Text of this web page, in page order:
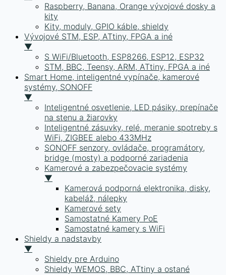
Raspberry, Banana, Orange vývojové dosky a
kity
Kity, moduly, GPIO káble, shieldy
Vývojové STM, ESP, ATtiny, FPGA a iné
▼
S WiFi/Bluetooth, ESP8266, ESP12, ESP32
STM, BBC, Teensy, ARM, ATtiny, FPGA a iné
Smart Home, inteligentné vypínače, kamerové
systémy, SONOFF
▼
Inteligentné osvetlenie, LED pásiky, prepínače
na stenu a žiarovky
Inteligentné zásuvky, relé, meranie spotreby s
WiFi, ZIGBEE alebo 433MHz
SONOFF senzory, ovládače, programátory,
bridge (mosty) a podporné zariadenia
Kamerové a zabezpečovacie systémy
▼
Kamerová podporná elektronika, disky,
kabeláž, nálepky
Kamerové sety
Samostatné Kamery PoE
Samostatné kamery s WiFi
Shieldy a nadstavby
▼
Shieldy pre Arduino
Shieldy WEMOS, BBC, ATtiny a ostané